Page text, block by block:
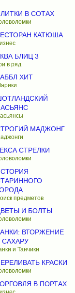
В СОТАХ
КАТЮША
БЛИЦ 3
в ряд
ХИТ
МАДЖОНГ
СТРЕЛКИ
предметов
И БОЛТЫ
ВТОРЖЕНИЕ
САХАРУ
и Танчики
КРАСКИ
В ПОРТАХ